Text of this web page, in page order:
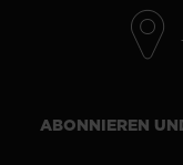
ABONNIEREN